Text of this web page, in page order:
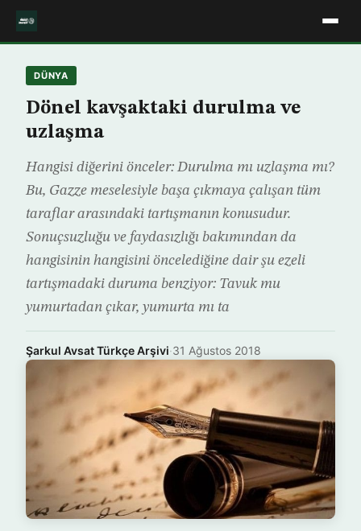
DÜNYA
Dönel kavşaktaki durulma ve
uzlaşma
Hangisi diğerini önceler: Durulma mı uzlaşma mı?
Bu, Gazze meselesiyle başa çıkmaya çalışan tüm
taraflar arasındaki tartışmanın konusudur.
Sonuçsuzluğu ve faydasızlığı bakımından da
hangisinin hangisini öncelediğine dair şu ezeli
tartışmadaki duruma benziyor: Tavuk mu
yumurtadan çıkar, yumurta mı ta
Şarkul Avsat Türkçe Arşivi·31 Ağustos 2018